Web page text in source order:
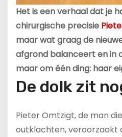
Het is een verhaal dat je
chirurgische precisie
maar wat graag de
afgrond balanceert en in
maar om één ding: haar
De dolk zit
Pieter Omtzigt, de man die
outklachten, veroorzaakt